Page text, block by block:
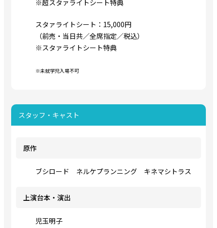
※超スタァライトシート特典
スタァライトシート：15,000円
（前売・当日共／全席指定／税込）
※スタァライトシート特典
※未就学児入場不可
スタッフ・キャスト
原作
ブシロード ネルケプランニング キネマシトラス
上演台本・演出
児玉明子